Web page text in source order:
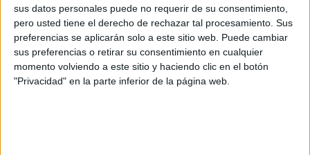
sus datos personales puede no requerir de su consentimiento,
pero usted tiene el derecho de rechazar tal procesamiento. Sus
preferencias se aplicarán solo a este sitio web. Puede cambiar
sus preferencias o retirar su consentimiento en cualquier
momento volviendo a este sitio y haciendo clic en el botón
"Privacidad" en la parte inferior de la página web.
Otra actividad ABN que forma parte de las rutinas de
la asamblea:
EL NÚMERO PROTAGONISTA